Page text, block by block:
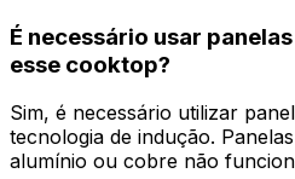
É necessário usar
esse cooktop?
Sim, é necessário utilizar
tecnologia de indução.
alumínio ou cobre não